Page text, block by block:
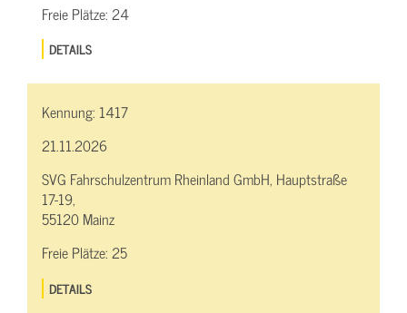
Freie Plätze:24
DETAILS
Kennung: 1417
21.11.2026
SVG Fahrschulzentrum Rheinland GmbH, Hauptstraße
17-19,
55120 Mainz
Freie Plätze:25
DETAILS